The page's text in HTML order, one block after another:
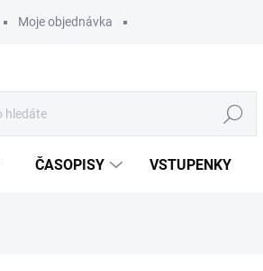
Moje objednávka
Hledat
ČASOPISY VSTUPENKY